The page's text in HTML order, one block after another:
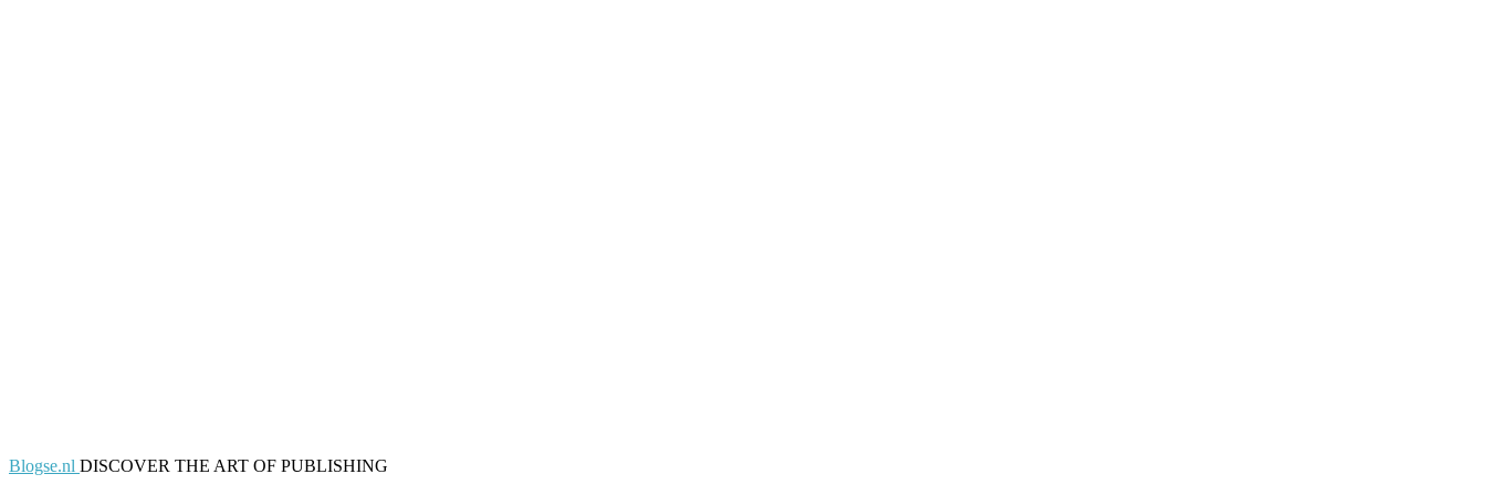
Blogse.nl DISCOVER THE ART OF PUBLISHING